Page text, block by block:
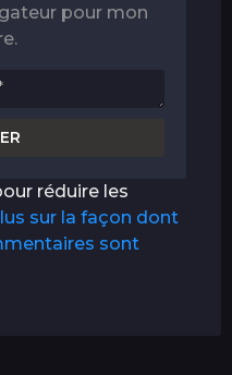
pour mon
réduire les
sur la façon dont
sont